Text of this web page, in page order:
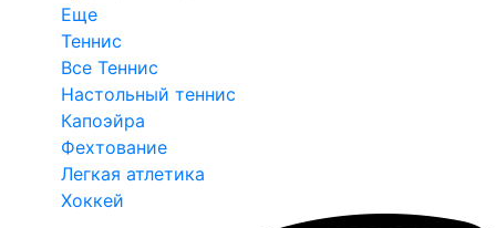
Еще
Теннис
Все Теннис
Настольный теннис
Капоэйра
Фехтование
Легкая атлетика
Хоккей